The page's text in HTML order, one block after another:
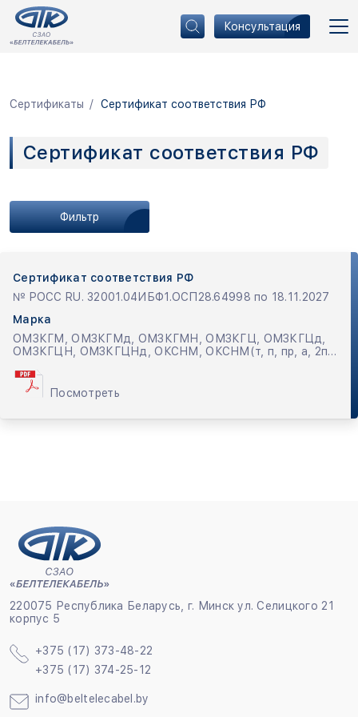
Консультация
Сертификаты Сертификат соответствия РФ
Сертификат соответствия РФ
Фильтр
Сертификат соответствия РФ
№ РОСС RU. 32001.04ИБФ1.ОСП28.64998 по 18.11.2027
Марка
ОМЗКГМ, ОМЗКГМд, ОМЗКГМН, ОМЗКГЦ, ОМЗКГЦд,
ОМЗКГЦН, ОМЗКГЦНд, ОКСНМ, ОКСНМ(т, п, пр, а, 2п),
ОКСТЦ, ОКСТЦН, ОКСНЦ, ОКСНЦН, ОКСНЦ (т, п, пр,
а, 2п), ОКСНЦН (т, п, пр, а, 2п), ОККТМ, ОККТМН,
ОККТЦ, ОККТЦН
Посмотреть
220075 Республика Беларусь, г. Минск ул. Селицкого 21
корпус 5
+375 (17) 373-48-22
+375 (17) 374-25-12
info@beltelecabel.by